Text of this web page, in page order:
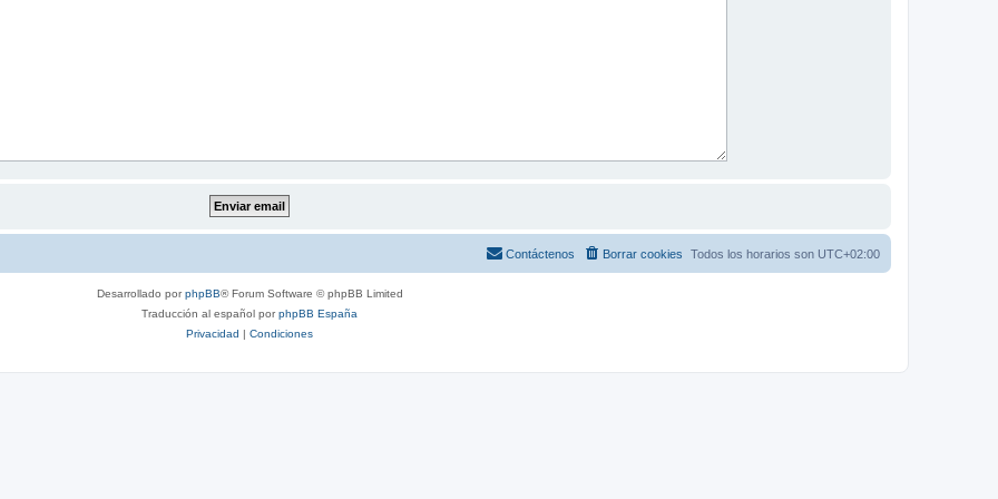
Todos los horarios son UTC+02:00
Borrar cookies
Contáctenos
Desarrollado porphpBB® Forum Software © phpBB Limited
Traducción al español porphpBB España
Privacidad | Condiciones